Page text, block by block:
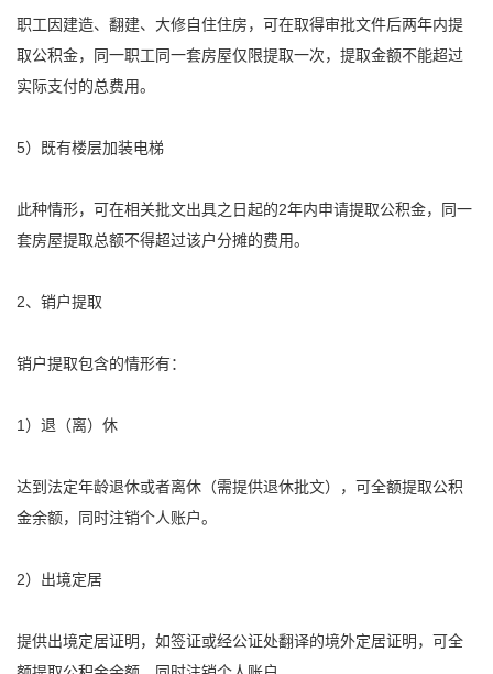
职工因建造、翻建、大修自住住房，可在取得审批文件后两年内提
取公积金，同一职工同一套房屋仅限提取一次， 提取金额不能超过
实际支付的总费用。
5）既有楼层加装电梯
此种情形，可在相关批文出具之日起的2年内申请提取公积金，同一
套房屋提取总额不得超过该户分摊的费用。
2、销户提取
销户提取包含的情形有：
1）退（离）休
达到法定年龄退休或者离休（需提供退休批文），可全额提取公积
金余额，同时注销个人账户。
2）出境定居
提供出境定居证明，如签证或经公证处翻译的境外定居证明，可全